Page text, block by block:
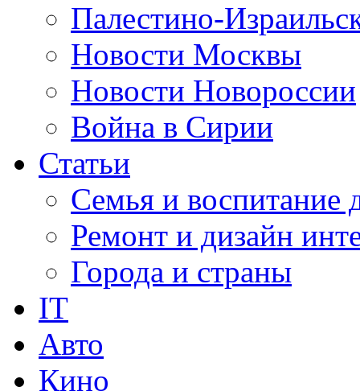
Палестино-
Новости Москвы
Новости Новороссии
Война в Сирии
Статьи
Семья и воспитание
Ремонт и дизайн
Города и страны
IT
Авто
Кино